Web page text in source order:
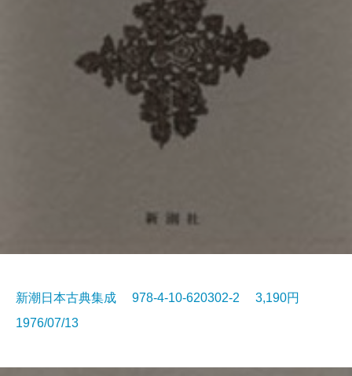
新潮日本古典集成 978-4-10-620302-2 3,190円
1976/07/13